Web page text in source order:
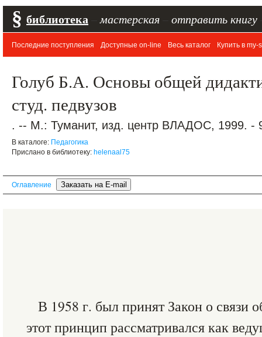
§ библиотека мастерская отправить книгу
Последние поступления Доступные on-line Весь каталог Купить в my-
Голуб Б.А. Основы общей
студ. педвузов
. -- М.: Туманит, изд. центр ВЛАДОС, 1999. -
В каталоге: Педагогика
Прислано в библиотеку: helenaal75
Оглавление
В 1958 г. был принят Закон о связи
этот принцип рассматривался как